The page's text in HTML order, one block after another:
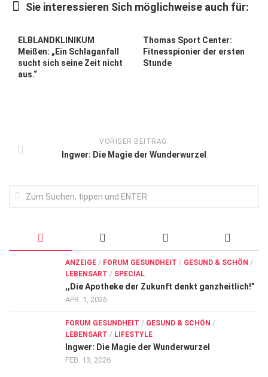
Sie interessieren Sich möglichweise auch für:
ELBLANDKLINIKUM
Meißen: „Ein Schlaganfall
sucht sich seine Zeit nicht
aus.“
Thomas Sport Center:
Fitnesspionier der ersten
Stunde
VORIGER BEITRAG:
Ingwer: Die Magie der Wunderwurzel
ANZEIGE / FORUM GESUNDHEIT / GESUND & SCHÖN /
LEBENSART / SPECIAL
,,Die Apotheke der Zukunft denkt ganzheitlich!”
APR. 1, 2026
FORUM GESUNDHEIT / GESUND & SCHÖN /
LEBENSART / LIFESTYLE
Ingwer: Die Magie der Wunderwurzel
FEB. 13, 2026